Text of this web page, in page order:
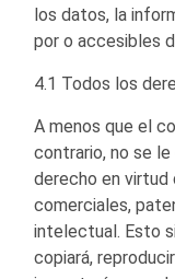
los datos, la
por o accesibles
4.1 Todos los
A menos que el
contrario, no se
derecho en virtud
comerciales,
intelectual. Esto
copiará,